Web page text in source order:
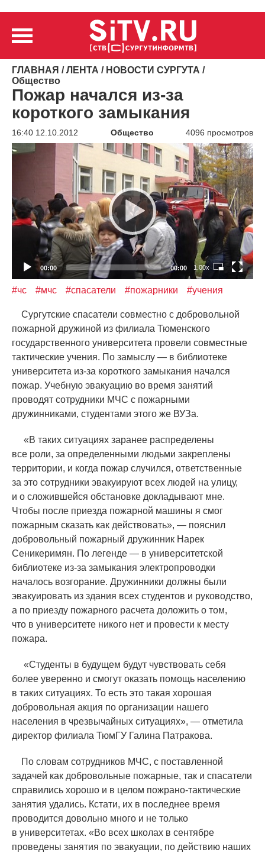
ГЛАВНАЯ /ЛЕНТА / НОВОСТИ СУРГУТА /
Общество
Пожар начался из-за
короткого замыкания
16:40 12.10.2012 Общество 4096 просмотров
Видеоплеер
00:00 00:00 1.00x
#чс #мчс #спасатели #пожарники #учения
Сургутские спасатели совместно с добровольной
пожарной дружиной из филиала Тюменского
государственного университета провели совместные
тактические учения. По замыслу — в библиотеке
университета из-за короткого замыкания начался
пожар. Учебную эвакуацию во время занятий
проводят сотрудники МЧС с пожарными
дружинниками, студентами этого же ВУЗа.
«В таких ситуациях заранее распределены
все роли, за определенными людьми закреплены
территории, и когда пожар случился, ответственные
за это сотрудники эвакуируют всех людей на улицу,
и о сложившейся обстановке докладывают мне.
Чтобы после приезда пожарной машины я смог
пожарным сказать как действовать», — пояснил
добровольный пожарный дружинник Нарек
Сеникеримян. По легенде — в университетской
библиотеке из-за замыкания электропроводки
началось возгорание. Дружинники должны были
эвакуировать из здания всех студентов и руководство,
а по приезду пожарного расчета доложить о том,
что в университете никого нет и провести к месту
пожара.
«Студенты в будущем будут чувствовать себя
более уверенно и смогут оказать помощь населению
в таких ситуациях. То есть это такая хорошая
добровольная акция по организации нашего
населения в чрезвычайных ситуациях», — отметила
директор филиала ТюмГУ Галина Патракова.
По словам сотрудников МЧС, с поставленной
задачей как добровольные пожарные, так и спасатели
справились хорошо и в целом пожрано-тактические
занятия удались. Кстати, их в последнее время
проводится довольно много и не только
в университетах. «Во всех школах в сентябре
проведены занятия по эвакуации, по действию наших